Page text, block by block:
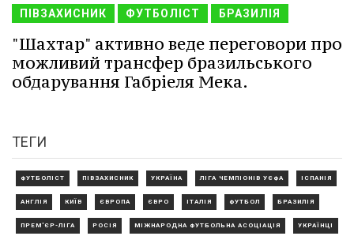
ПІВЗАХИСНИК ФУТБОЛІСТ БРАЗИЛІЯ
"Шахтар" активно веде переговори про
можливий трансфер бразильського
обдарування Габріеля Мека.
ТЕГИ
ФУТБОЛІСТ ПІВЗАХИСНИК УКРАЇНА ЛІГА ЧЕМПІОНІВ УЄФА ІСПАНІЯ
АНГЛІЯ КИЇВ ЄВРОПА ЄВРО ІТАЛІЯ ФУТБОЛ БРАЗИЛІЯ
ПРЕМ'ЄР-ЛІГА РОСІЯ МІЖНАРОДНА ФУТБОЛЬНА АСОЦІАЦІЯ УКРАЇНЦІ